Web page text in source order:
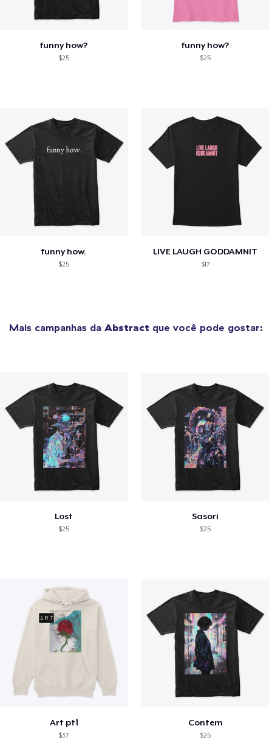
funny how?
$25
funny how?
$25
funny how.
$25
LIVE LAUGH GODDAMNIT
$17
Mais campanhas da Abstract que você pode gostar:
Lost
$25
Sasori
$25
Art pt1
$37
Contem
$25